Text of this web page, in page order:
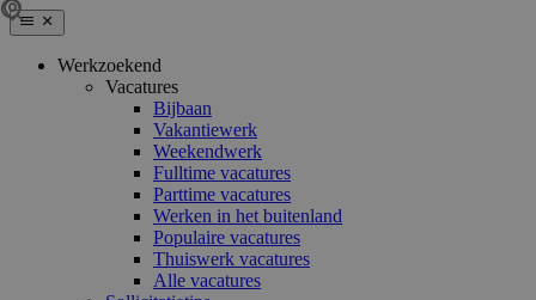
Werkzoekend
Vacatures
Bijbaan
Vakantiewerk
Weekendwerk
Fulltime vacatures
Parttime vacatures
Werken in het buitenland
Populaire vacatures
Thuiswerk vacatures
Alle vacatures